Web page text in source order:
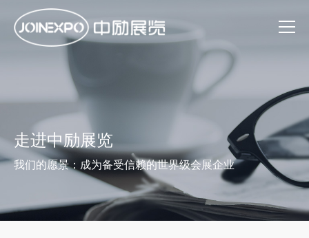
走进中励展览
我们的愿景：成为备受信赖的世界级会展企业